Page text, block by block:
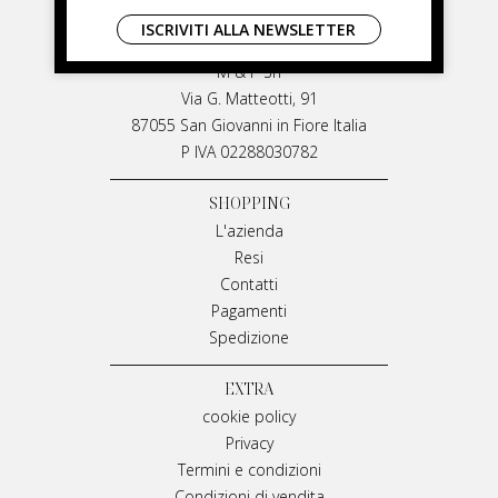
LIVIANA MIRARCHI
M & P Srl
Via G. Matteotti, 91
87055 San Giovanni in Fiore Italia
P IVA 02288030782
SHOPPING
L'azienda
Resi
Contatti
Pagamenti
Spedizione
EXTRA
cookie policy
Privacy
Termini e condizioni
ISCRIVITI ALLA NEWSLETTER